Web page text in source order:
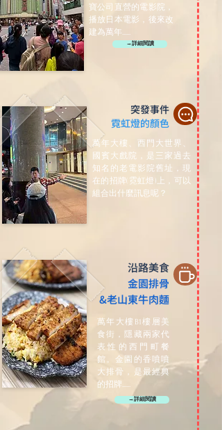
寶公司直營的電影院，
播放日本電影，後來改
建為萬年......
→詳細閱讀
突發事件
霓虹燈的顏色
萬年大樓、西門大世界、
國賓大戲院，是三家過去
知名的老電影院舊址，現
在的招牌(霓虹燈)上，可以
組合出什麼訊息呢？
沿路美食
金園排骨
&老山東牛肉麵
萬年大樓B1樓層美
食街，隱藏兩家代
表性的西門町餐
館。金園的香噴噴
大排骨，是最經典
的招牌......
→詳細閱讀